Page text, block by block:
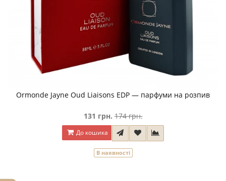
Ormonde Jayne Oud Liaisons EDP — парфуми на розпив
131 грн. 174 грн.
До кошика
В наявності